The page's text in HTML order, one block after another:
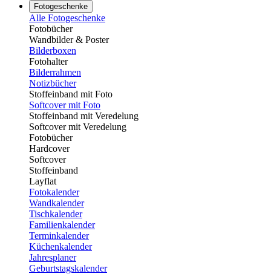
Fotogeschenke
Alle Fotogeschenke
Fotobücher
Wandbilder & Poster
Bilderboxen
Fotohalter
Bilderrahmen
Notizbücher
Stoffeinband mit Foto
Softcover mit Foto
Stoffeinband mit Veredelung
Softcover mit Veredelung
Fotobücher
Hardcover
Softcover
Stoffeinband
Layflat
Fotokalender
Wandkalender
Tischkalender
Familienkalender
Terminkalender
Küchenkalender
Jahresplaner
Geburtstagskalender